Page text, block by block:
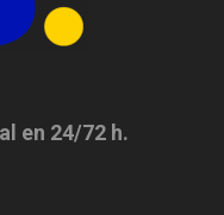
en 24/72 h.